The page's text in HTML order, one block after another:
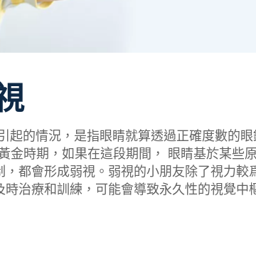
的情況，是指眼睛就算透過正確度數的眼
時期，如果在這段期間， 眼睛基於某些
都會形成弱視。弱視的小朋友除了視力較
治療和訓練，可能會導致永久性的視覺中